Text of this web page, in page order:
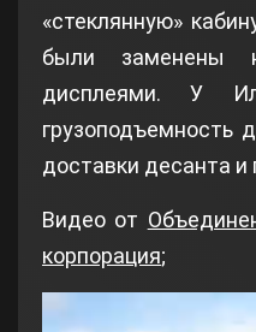
«стеклянную»
были
дисплеями. У
грузоподъемность
доставки десанта и
Видео от
корпорация;